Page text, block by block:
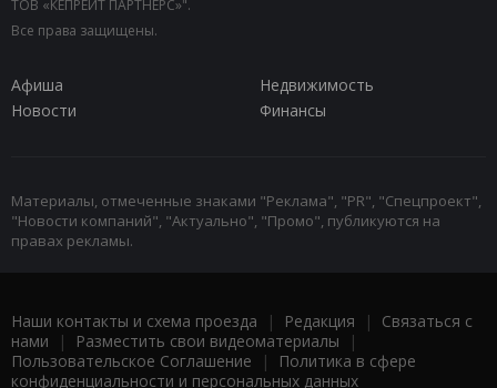
ТОВ «КЕПРЕЙТ ПАРТНЕРС»".
Все права защищены.
Афиша
Недвижимость
Новости
Финансы
Материалы, отмеченные знаками "Реклама", "PR", "Спецпроект",
"Новости компаний", "Актуально", "Промо", публикуются на
правах рекламы.
Наши контакты и схема проезда | Редакция | Связаться с
нами | Разместить свои видеоматериалы |
Пользовательское Соглашение |
Политика в сфере
конфиденциальности и персональных данных